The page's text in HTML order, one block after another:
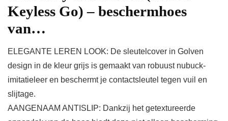
Keyless Go) – beschermhoes
van…
ELEGANTE LEREN LOOK: De sleutelcover in Golven
design in de kleur grijs is gemaakt van robuust nubuck-
imitatieleer en beschermt je contactsleutel tegen vuil en
slijtage.
AANGENAAM ANTISLIP: Dankzij het getextureerde